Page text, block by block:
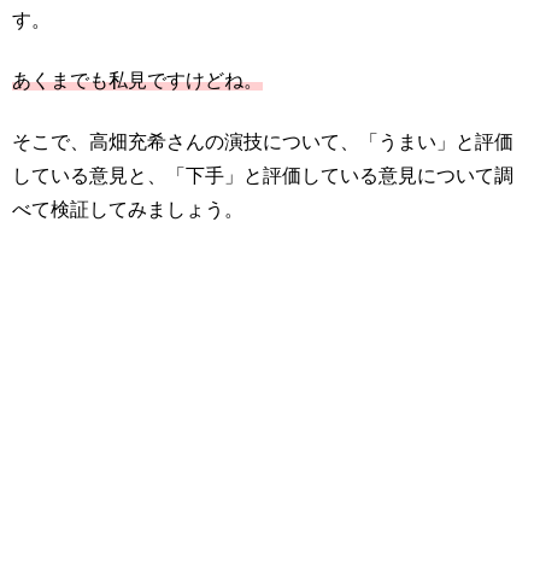
す。
あくまでも私見ですけどね。
そこで、高畑充希さんの演技について、「うまい」と評価
している意見と、「下手」と評価している意見について調
べて検証してみましょう。